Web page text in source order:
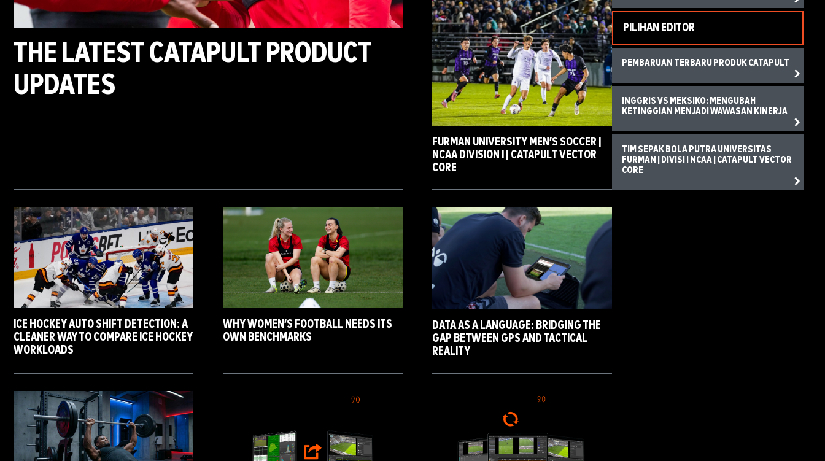
THE LATEST CATAPULT PRODUCT
UPDATES
FURMAN UNIVERSITY MEN’S SOCCER |
NCAA DIVISION I | CATAPULT VECTOR
CORE
ICE HOCKEY AUTO SHIFT DETECTION: A
CLEANER WAY TO COMPARE ICE HOCKEY
WORKLOADS
WHY WOMEN’S FOOTBALL NEEDS ITS
OWN BENCHMARKS
DATA AS A LANGUAGE: BRIDGING THE
GAP BETWEEN GPS AND TACTICAL
REALITY
PILIHAN EDITOR
PEMBARUAN TERBARU PRODUK CATAPULT
INGGRIS VS MEKSIKO: MENGUBAH
KETINGGIAN MENJADI WAWASAN KINERJA
TIM SEPAK BOLA PUTRA UNIVERSITAS
FURMAN | DIVISI I NCAA | CATAPULT VECTOR
CORE